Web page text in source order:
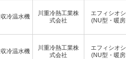
冷温水機
川重冷熱工業株
式会社
エフィシオ
(NU型・暖
冷温水機
川重冷熱工業株
式会社
エフィシオ
(NU型・暖